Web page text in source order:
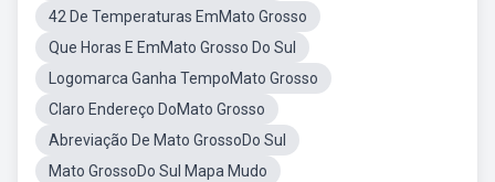
42 De Temperaturas EmMato Grosso
Que Horas E EmMato Grosso Do Sul
Logomarca Ganha TempoMato Grosso
Claro Endereço DoMato Grosso
Abreviação De Mato GrossoDo Sul
Mato GrossoDo Sul Mapa Mudo